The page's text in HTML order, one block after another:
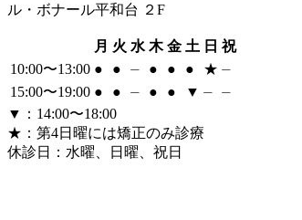
ル・ボナール平和台 ２F
月 火 水 木 金 土 日 祝
10:00〜13:00 ● ● ⏤ ● ● ● ★ ⏤
15:00〜19:00 ● ● ⏤ ● ● ▼ ⏤ ⏤
▼ ：14:00〜18:00
★ ：第4日曜には矯正のみ診療
休診日：水曜、日曜、祝日